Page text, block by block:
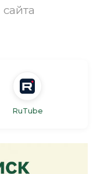
сайта
RuTube